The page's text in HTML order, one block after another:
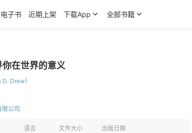
子书 近期上架 下载App 全部书籍
在世界的意义
Drew）
限公司
语言 文件大小 出版日期